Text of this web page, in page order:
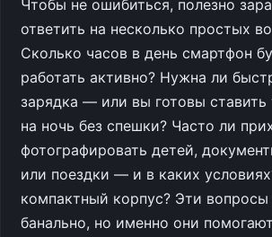
Чтобы не ошибиться, полезно
ответить на несколько простых
Сколько часов в день смартфон
работать активно? Нужна ли
зарядка — или вы готовы ставить
на ночь без спешки? Часто ли
фотографировать детей,
или поездки — и в каких
компактный корпус? Эти вопросы
банально, но именно они